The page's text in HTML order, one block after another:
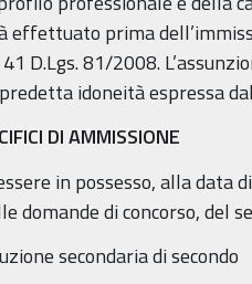
effettuato prima
D.Lgs. 81/2008.
idoneità espressa
DI AMMISSIONE
in possesso, alla data
domande di concorso, del
secondaria di secondo